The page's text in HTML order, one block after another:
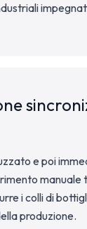
e poi
manuale
i colli di
produzione.